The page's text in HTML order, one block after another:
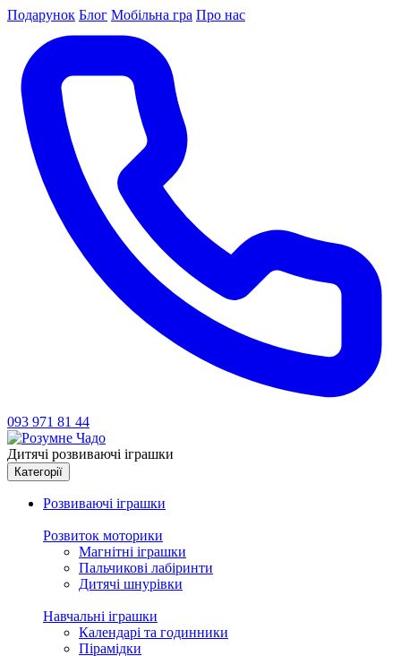
Подарунок Блог Мобільна гра Про нас
093 971 81 44
Дитячі розвиваючі іграшки
Категорії
Розвиваючі іграшки
Розвиток моторики
Магнітні іграшки
Пальчикові лабіринти
Дитячі шнурівки
Навчальні іграшки
Календарі та годинники
Пірамідки